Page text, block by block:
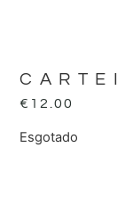
€ 12.00
Esgotado